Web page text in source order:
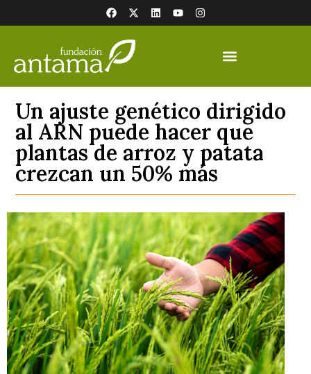
Un ajuste genético dirigido
al ARN puede hacer que
plantas de arroz y patata
crezcan un 50% más